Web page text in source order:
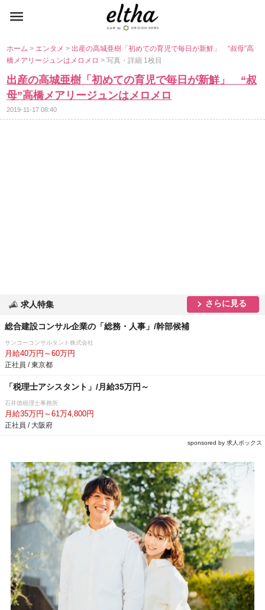
ホーム> エンタメ>出産の高城亜樹「初めての育児で毎日が新鮮」 “叔母”高
橋メアリージュンはメロメロ> 写真・詳細 1枚目
出産の高城亜樹「初めての育児で毎日が新鮮」 “叔
母”高橋メアリージュンはメロメロ
2019-11-17 08:40
求人特集 さらに見る
総合建設コンサル企業の「総務・人事」/幹部候補
サンコーコンサルタント株式会社
月給40万円～60万円
正社員 / 東京都
「税理士アシスタント」/月給35万円～
石井徳税理士事務所
月給35万円～61万4,800円
正社員 / 大阪府
sponsored by 求人ボックス